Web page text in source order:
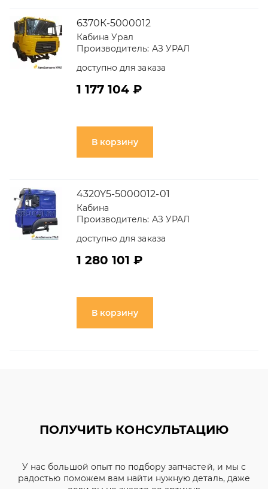
6370К-5000012
Кабина Урал
Производитель: АЗ УРАЛ
доступно для заказа
1 177 104 ₽
В корзину
4320Y5-5000012-01
Кабина
Производитель: АЗ УРАЛ
доступно для заказа
1 280 101 ₽
В корзину
ПОЛУЧИТЬ КОНСУЛЬТАЦИЮ
У нас большой опыт по подбору запчастей, и мы с
радостью поможем вам найти нужную деталь, даже